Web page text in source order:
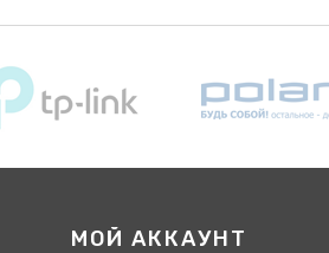
МОЙ АККАУНТ